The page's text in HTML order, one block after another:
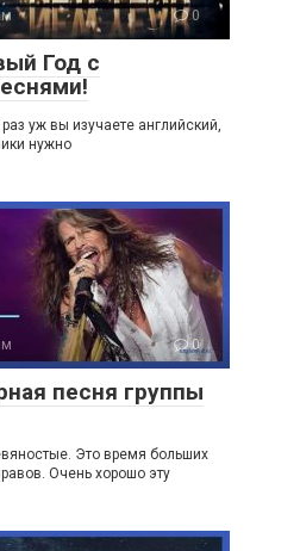
0
Год с
уж вы изучаете английский,
нужно
0
песня группы
Это время больших
Очень хорошо эту